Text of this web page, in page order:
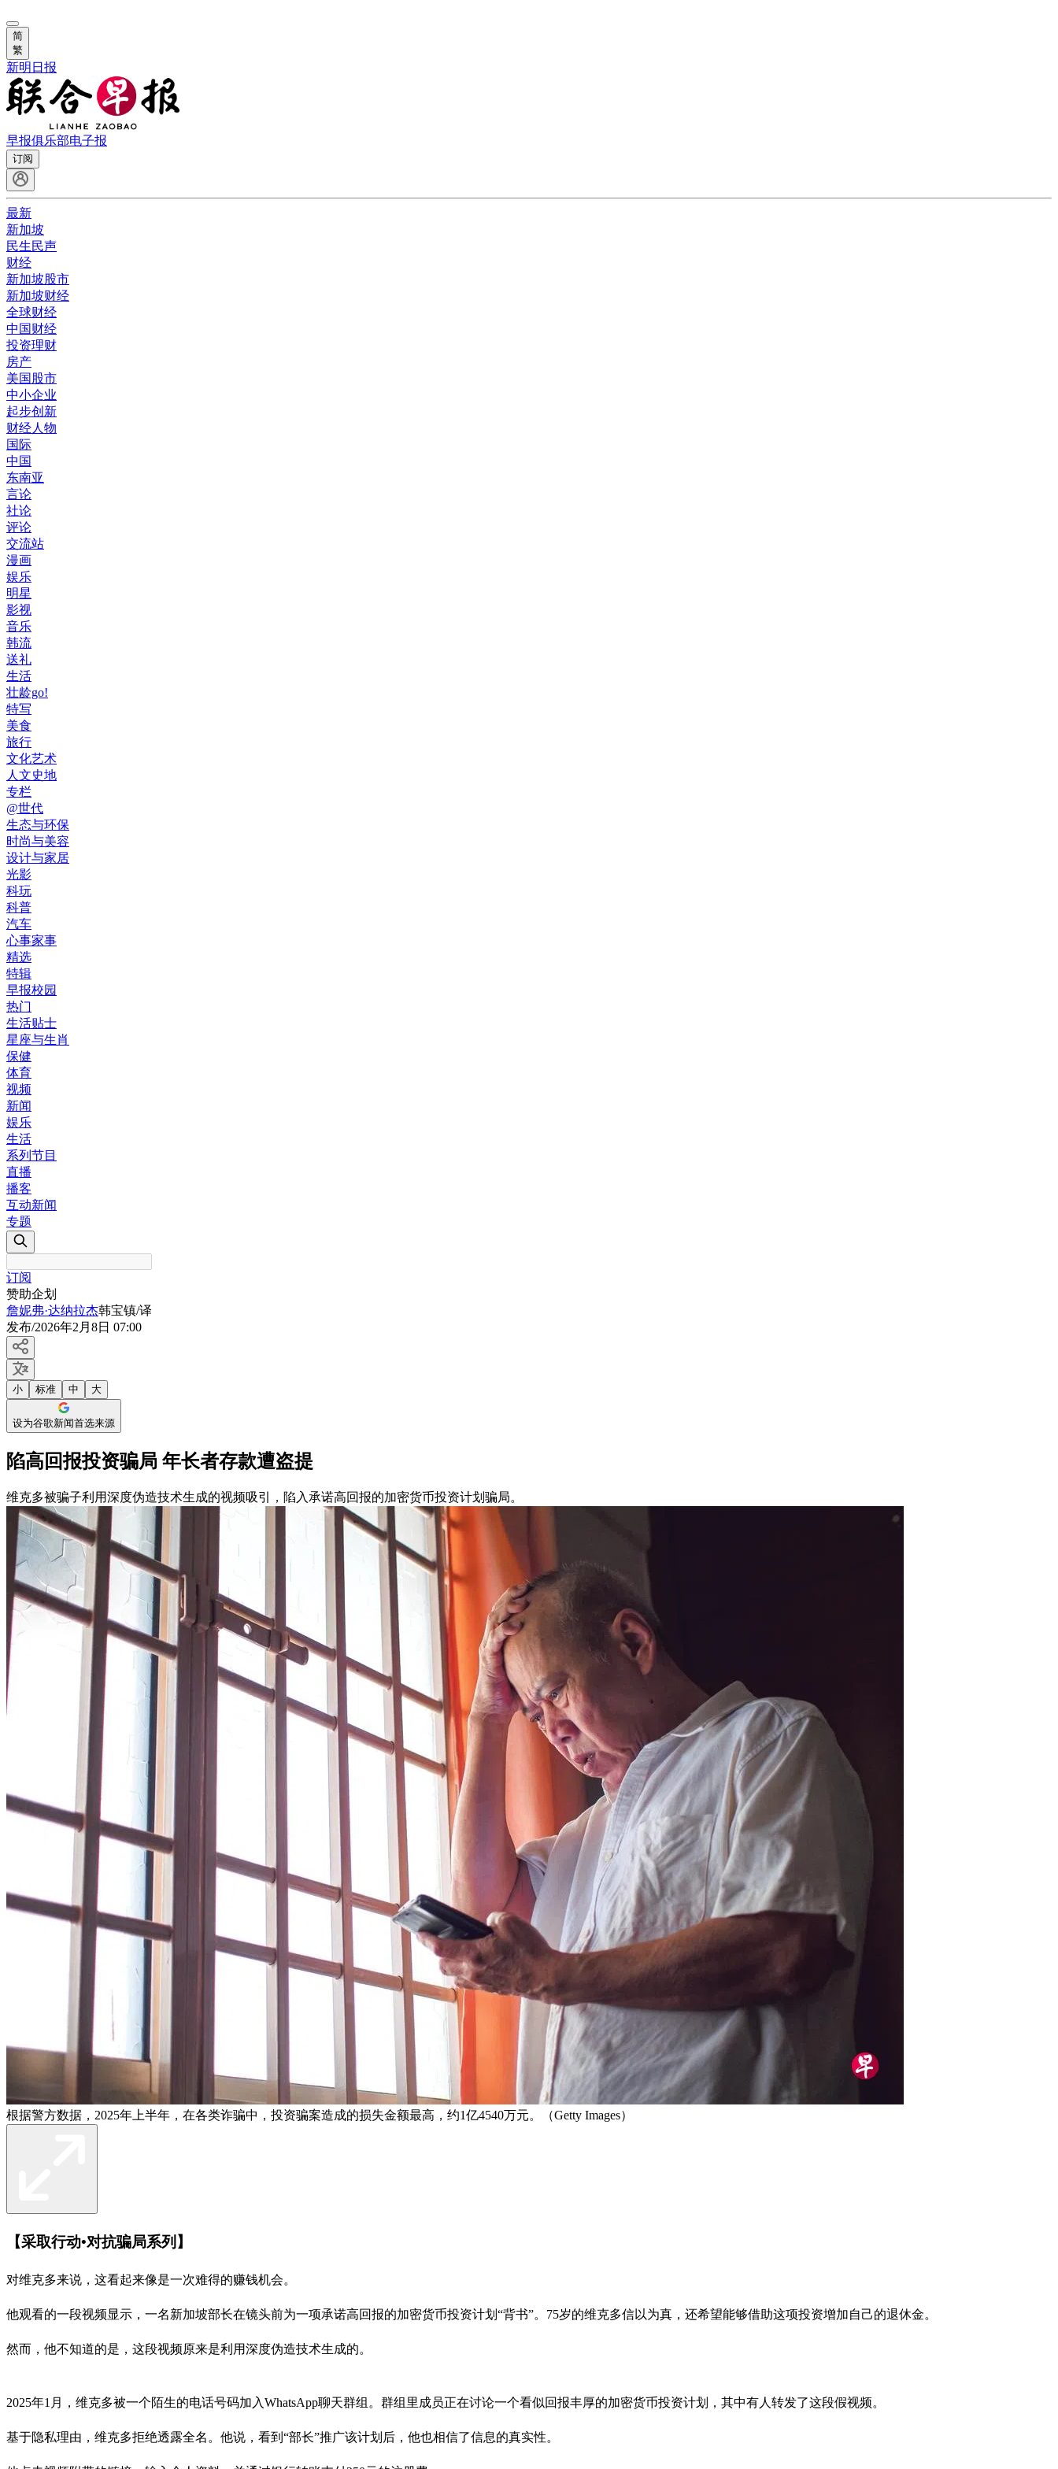
简
繁
新明日报
早报俱乐部电子报
订阅
最新
新加坡
民生民声
财经
新加坡股市
新加坡财经
全球财经
中国财经
投资理财
房产
美国股市
中小企业
起步创新
财经人物
国际
中国
东南亚
言论
社论
评论
交流站
漫画
娱乐
明星
影视
音乐
韩流
送礼
生活
壮龄go!
特写
美食
旅行
文化艺术
人文史地
专栏
@世代
生态与环保
时尚与美容
设计与家居
光影
科玩
科普
汽车
心事家事
精选
特辑
早报校园
热门
生活贴士
星座与生肖
保健
体育
视频
新闻
娱乐
生活
系列节目
直播
播客
互动新闻
专题
订阅
赞助企划
詹妮弗·达纳拉杰韩宝镇/译
发布/2026年2月8日 07:00
小 标准 中 大
设为谷歌新闻首选来源
陷高回报投资骗局 年长者存款遭盗提
维克多被骗子利用深度伪造技术生成的视频吸引，陷入承诺高回报的加密货币投资计划骗局。
根据警方数据，2025年上半年，在各类诈骗中，投资骗案造成的损失金额最高，约1亿4540万元。（Getty Images）
【采取行动•对抗骗局系列】
对维克多来说，这看起来像是一次难得的赚钱机会。
他观看的一段视频显示，一名新加坡部长在镜头前为一项承诺高回报的加密货币投资计划“背书”。75岁的维克多信以为真，还希望能够借助这项投资增加自己的退休金。
然而，他不知道的是，这段视频原来是利用深度伪造技术生成的。
2025年1月，维克多被一个陌生的电话号码加入WhatsApp聊天群组。群组里成员正在讨论一个看似回报丰厚的加密货币投资计划，其中有人转发了这段假视频。
基于隐私理由，维克多拒绝透露全名。他说，看到“部长”推广该计划后，他也相信了信息的真实性。